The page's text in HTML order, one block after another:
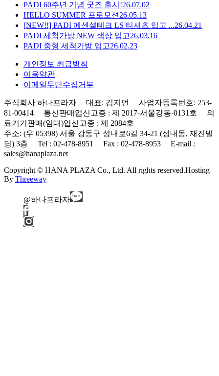
PADI 60주년 기념 굿즈 출시!26.07.02
HELLO SUMMER 프로모션 26.05.13
[NEW!!] PADI 에센셜테크 LS 티셔츠 입고 ...26.04.21
PADI 세척가방 NEW 색상 입고26.03.16
PADI 중형 세척가방 입고26.02.23
개인정보 취급방침
이용약관
이메일무단수집거부
주식회사 하나프라자 대표: 김지언 사업자등록번호: 253-
81-00414 통신판매업신고증 : 제 2017-서울강동-0131호 의
료기기판매(임대)업신고증 : 제 2084호
주소: (우 05398) 서울 강동구 성내로6길 34-21 (성내동, 재진빌
딩) 3층 Tel : 02-478-8951 Fax : 02-478-8953 E-mail :
sales@hanaplaza.net
Copyright © HANA PLAZA Co., Ltd. All rights reserved.Hosting
By Threeway
@하나프라자